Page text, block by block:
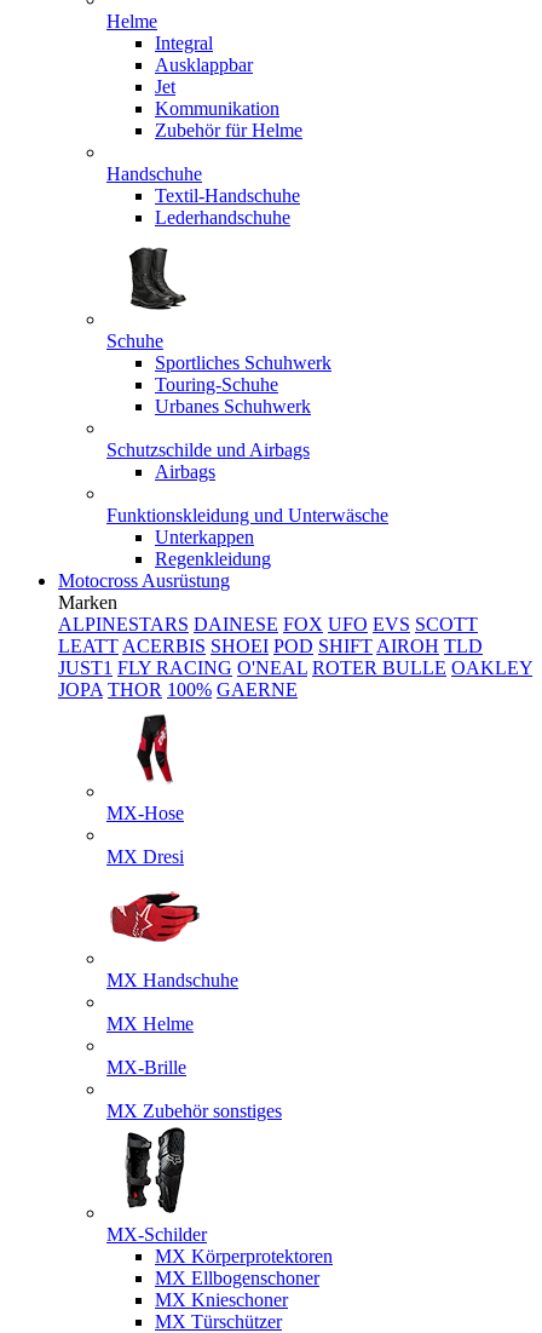
Helme
Integral
Ausklappbar
Jet
Kommunikation
Zubehör für Helme
Handschuhe
Textil-Handschuhe
Lederhandschuhe
Schuhe
Sportliches Schuhwerk
Touring-Schuhe
Urbanes Schuhwerk
Schutzschilde und Airbags
Airbags
Funktionskleidung und Unterwäsche
Unterkappen
Regenkleidung
Motocross Ausrüstung
Marken
ALPINESTARS DAINESE FOX UFO EVS SCOTT
LEATT ACERBIS SHOEI POD SHIFT AIROH TLD
JUST1 FLY RACING O'NEAL ROTER BULLE OAKLEY
JOPA THOR 100% GAERNE
MX-Hose
MX Dresi
MX Handschuhe
MX Helme
MX-Brille
MX Zubehör sonstiges
MX-Schilder
MX Körperprotektoren
MX Ellbogenschoner
MX Knieschoner
MX Türschützer